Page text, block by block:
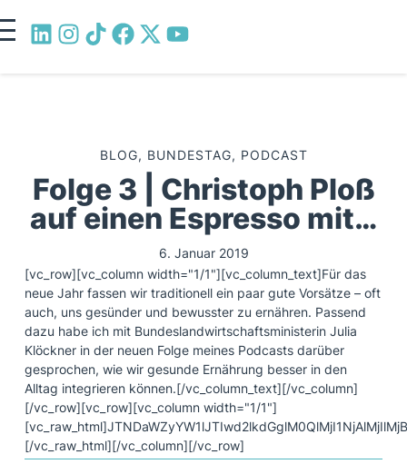
BLOG, BUNDESTAG, PODCAST
Folge 3 | Christoph Ploß
auf einen Espresso mit…
6. Januar 2019
[vc_row][vc_column width="1/1"][vc_column_text]Für das
neue Jahr fassen wir traditionell ein paar gute Vorsätze – oft
auch, uns gesünder und bewusster zu ernähren. Passend
dazu habe ich mit Bundeslandwirtschaftsministerin Julia
Klöckner in der neuen Folge meines Podcasts darüber
gesprochen, wie wir gesunde Ernährung besser in den
Alltag integrieren können.[/vc_column_text][/vc_column]
[/vc_row][vc_row][vc_column width="1/1"]
[/vc_raw_html][/vc_column][/vc_row]